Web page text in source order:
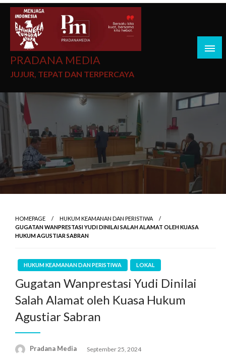
PRADANA MEDIA
JUJUR, TEPAT DAN TERPERCAYA
HOMEPAGE
HUKUM KEAMANAN DAN PERISTIWA
GUGATAN WANPRESTASI YUDI DINILAI SALAH ALAMAT OLEH KUASA
HUKUM AGUSTIAR SABRAN
HUKUM KEAMANAN DAN PERISTIWA LOKAL
Gugatan Wanprestasi Yudi Dinilai
Salah Alamat oleh Kuasa Hukum
Agustiar Sabran
Pradana Media September 25, 2024